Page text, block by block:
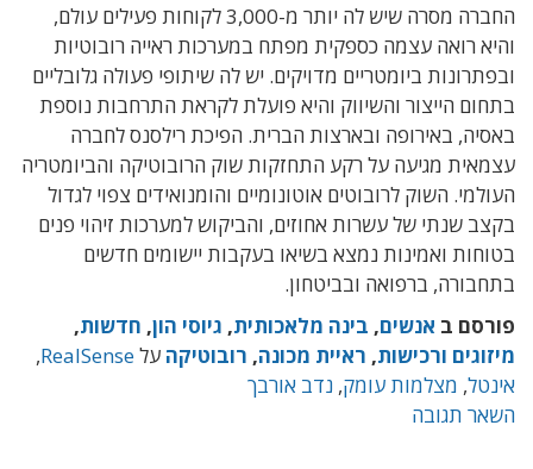
החברה מסרה שיש לה יותר מ-3,000 לקוחות פעילים עולם,
והיא רואה עצמה כספקית מפתח במערכות ראייה רובוטיות
ובפתרונות ביומטריים מדויקים. יש לה שיתופי פעולה גלובליים
בתחום הייצור והשיווק והיא פועלת לקראת התרחבות נוספת
באסיה, באירופה ובארצות הברית. הפיכת רילסנס לחברה
עצמאית מגיעה על רקע התחזקות שוק הרובוטיקה והביומטריה
העולמי. השוק לרובוטים אוטונומיים והומנואידים צפוי לגדול
בקצב שנתי של עשרות אחוזים, והביקוש למערכות זיהוי פנים
בטוחות ואמינות נמצא בשיאו בעקבות יישומים חדשים
בתחבורה, ברפואה ובביטחון.
פורסם ב אנשים, בינה מלאכותית, גיוסי הון, חדשות,
מיזוגים ורכישות, ראיית מכונה, רובוטיקה עלRealSense
,
אינטל, מצלמות עומק, נדב אורבך
השאר תגובה